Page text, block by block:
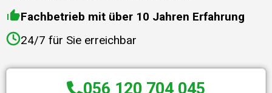
Fachbetrieb mit über 10 Jahren Erfahrung
24/7 für Sie erreichbar
056 120 704 045